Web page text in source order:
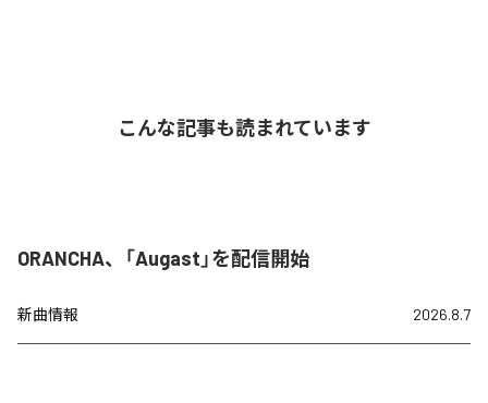
こんな記事も読まれています
ORANCHA、「Augast」を配信開始
新曲情報 2026.8.7